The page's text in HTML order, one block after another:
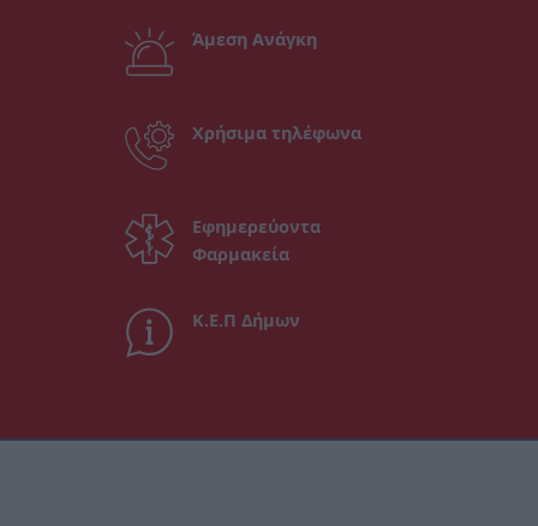
Άμεση Ανάγκη
Χρήσιμα τηλέφωνα
Εφημερεύοντα
Φαρμακεία
Κ.Ε.Π Δήμων